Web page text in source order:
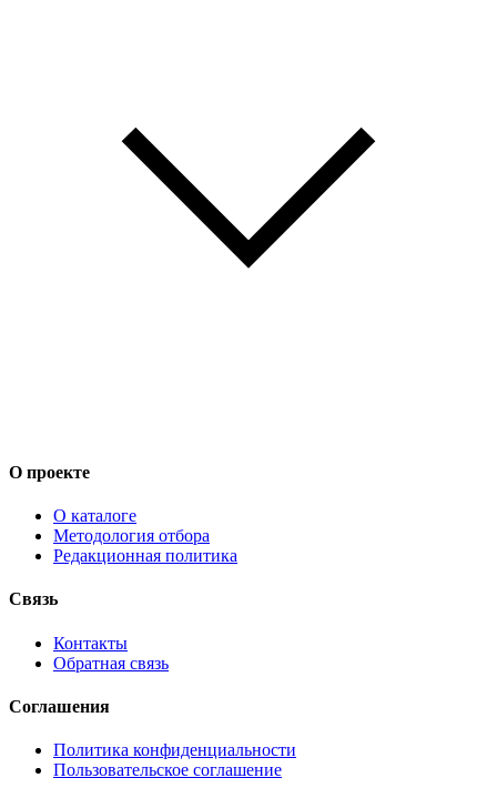
О проекте
О каталоге
Методология отбора
Редакционная политика
Связь
Контакты
Обратная связь
Соглашения
Политика конфиденциальности
Пользовательское соглашение